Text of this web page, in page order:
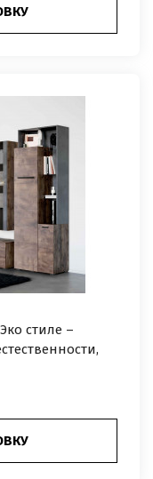
стиле –